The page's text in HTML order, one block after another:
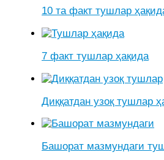
10 та факт тушлар
7 факт тушлар ҳақида
Диққатдан узоқ тушлар
Башорат мазмундаги